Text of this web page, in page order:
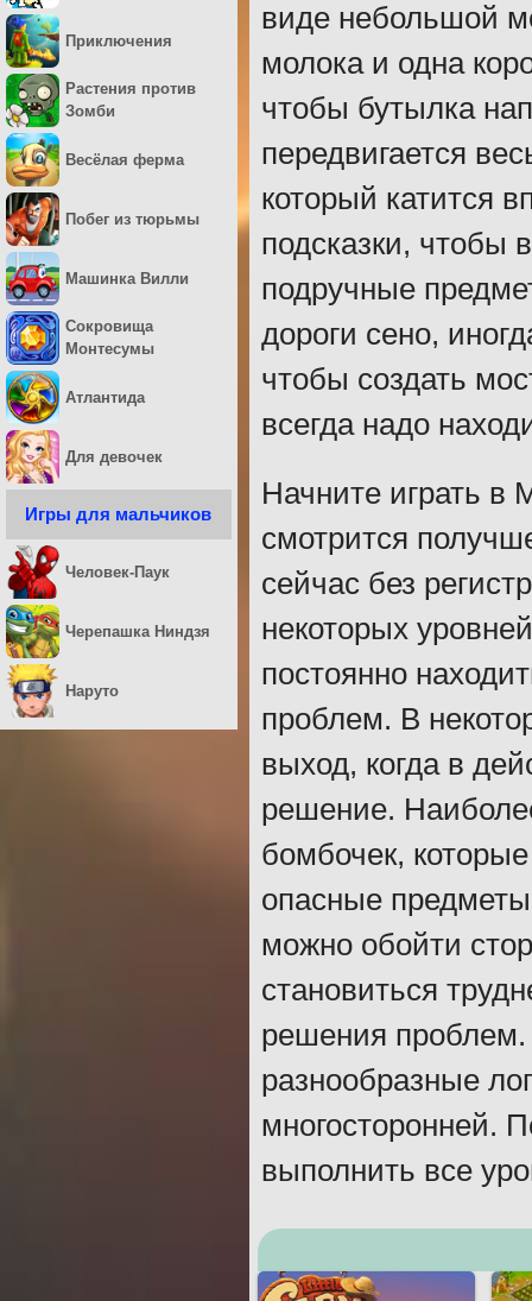
виде небольшой
молока и одна
чтобы бутылка
передвигается
который катится
подсказки, чтобы
подручные
дороги сено,
чтобы создать
всегда надо
Начните играть в
смотрится
сейчас без
некоторых
постоянно
проблем. В
выход, когда в
решение.
бомбочек,
опасные
можно обойти
становиться
решения проблем.
разнообразные
многосторонней.
выполнить все
Приключения
Растения против
Зомби
Весёлая ферма
Побег из тюрьмы
Машинка Вилли
Сокровища
Монтесумы
Атлантида
Для девочек
Игры для мальчиков
Человек-Паук
Черепашка Ниндзя
Наруто